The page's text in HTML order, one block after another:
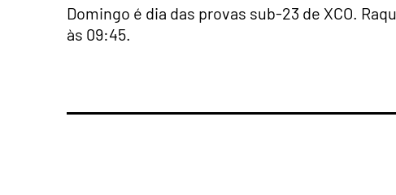
Domingo é dia das provas sub-23 de XCO.
às 09:45.